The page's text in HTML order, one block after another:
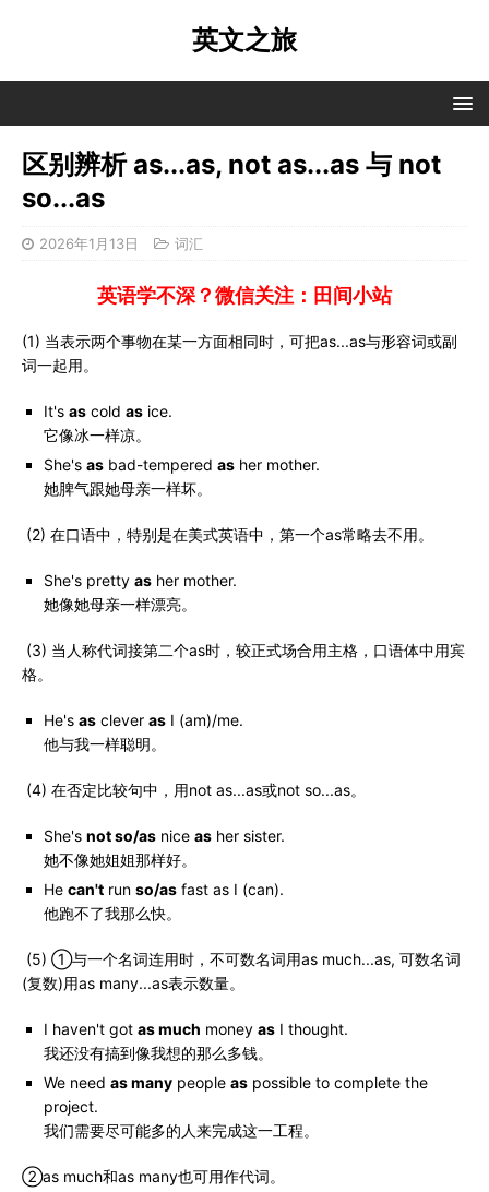
英文之旅
区别辨析 as...as, not as...as 与 not
so...as
2026年1月13日 词汇
英语学不深？微信关注：田间小站
(1) 当表示两个事物在某一方面相同时，可把as...as与形容词或副
词一起用。
It's as cold as ice.
它像冰一样凉。
She's as bad-tempered as her mother.
她脾气跟她母亲一样坏。
(2) 在口语中，特别是在美式英语中，第一个as常略去不用。
She's pretty as her mother.
她像她母亲一样漂亮。
(3) 当人称代词接第二个as时，较正式场合用主格，口语体中用宾
格。
He's as clever as I (am)/me.
他与我一样聪明。
(4) 在否定比较句中，用not as...as或not so...as。
She's not so/as nice as her sister.
她不像她姐姐那样好。
He can't run so/as fast as I (can).
他跑不了我那么快。
(5) ①与一个名词连用时，不可数名词用as much...as, 可数名词
(复数)用as many...as表示数量。
I haven't got as much money as I thought.
我还没有搞到像我想的那么多钱。
We need as many people as possible to complete the
project.
我们需要尽可能多的人来完成这一工程。
②as much和as many也可用作代词。